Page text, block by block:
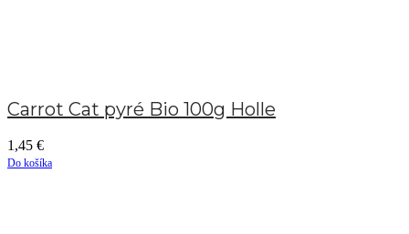
Carrot Cat pyré Bio 100g Holle
1,45 €
Do košíka